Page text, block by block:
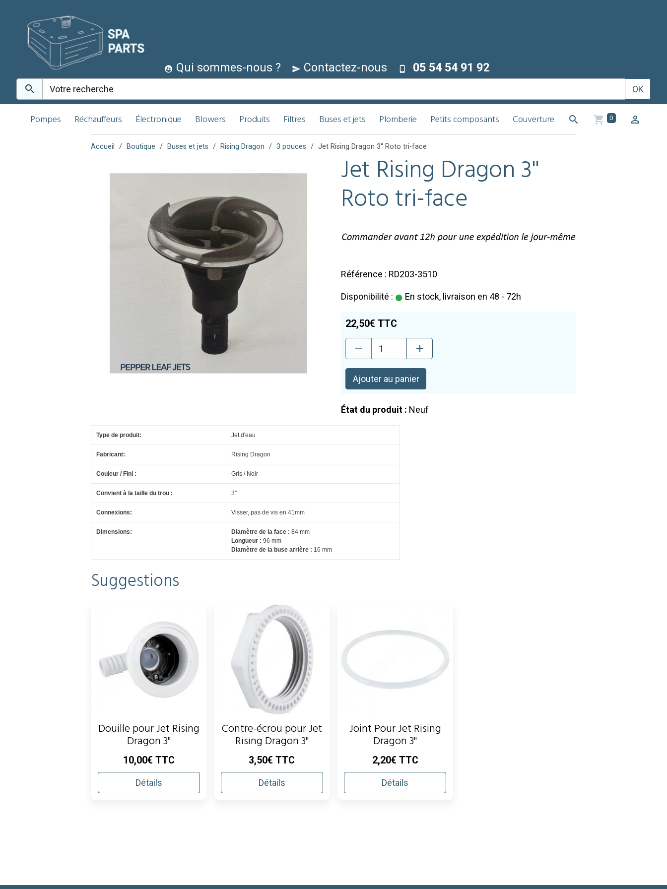
Qui sommes-nous ? Contactez-nous 05 54 54 91 92
OK
Pompes Réchauffeurs Électronique Blowers Produits Filtres Buses et jets Plomberie Petits composants Couverture 0
Accueil Boutique Buses et jets Rising Dragon 3 pouces Jet Rising Dragon 3'' Roto tri-face
Jet Rising Dragon 3''
Roto tri-face
Référence : RD203-3510
Disponibilité : En stock, livraison en 48 - 72h
22,50€ TTC
Ajouter au panier
État du produit : Neuf
Type de produit: Jet d'eau
Fabricant: Rising Dragon
Couleur / Fini : Gris / Noir
Convient à la taille du trou : 3''
Connexions: Visser, pas de vis en 41mm
Dimensions: Diamètre de la face : 84 mm
Longueur : 96 mm
Diamètre de la buse arrière : 16 mm
Suggestions
Douille pour Jet Rising
Dragon 3''
10,00€ TTC
Détails
Contre-écrou pour Jet
Rising Dragon 3"
3,50€ TTC
Détails
Joint Pour Jet Rising
Dragon 3"
2,20€ TTC
Détails